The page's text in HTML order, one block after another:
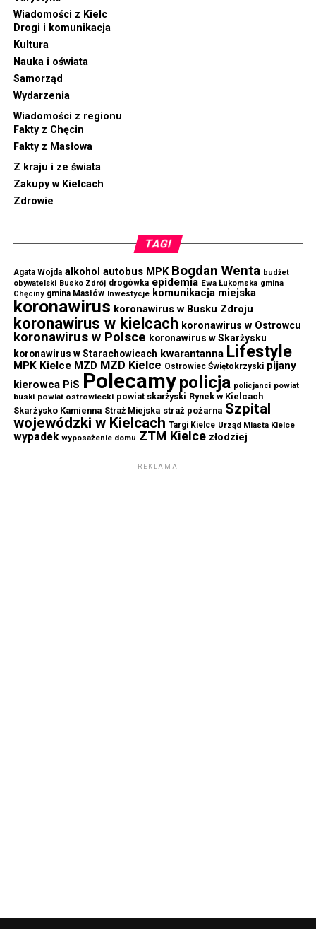
Wiadomości z Kielc
Drogi i komunikacja
Kultura
Nauka i oświata
Samorząd
Wydarzenia
Wiadomości z regionu
Fakty z Chęcin
Fakty z Masłowa
Z kraju i ze świata
Zakupy w Kielcach
Zdrowie
TAGI
Agata Wojda alkohol autobus MPK Bogdan Wenta budżet
obywatelski Busko Zdrój drogówka epidemia Ewa Łukomska gmina
Chęciny gmina Masłów Inwestycje komunikacja miejska
koronawirus koronawirus w Busku Zdroju
koronawirus w kielcach koronawirus w Ostrowcu
koronawirus w Polsce koronawirus w Skarżysku
koronawirus w Starachowicach kwarantanna Lifestyle
MPK Kielce MZD MZD Kielce Ostrowiec Świętokrzyski pijany
kierowca PiS Polecamypolicja policjanci powiat
buski powiat ostrowiecki powiat skarżyski Rynek w Kielcach
Skarżysko Kamienna Straż Miejska straż pożarna Szpital
wojewódzki w Kielcach Targi Kielce Urząd Miasta Kielce
wypadek wyposażenie domu ZTM Kielce złodziej
REKLAMA